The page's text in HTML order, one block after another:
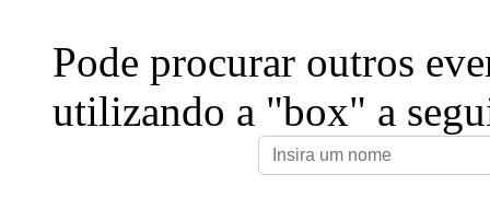
Pode procurar outros
utilizando a "box" a